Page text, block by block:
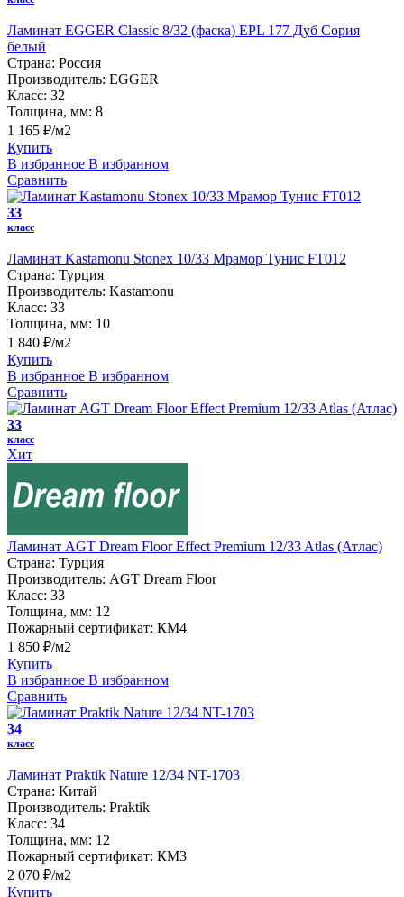
Ламинат EGGER Classic 8/32 (фаска) EPL 177 Дуб Сория
белый
Страна: Россия
Производитель: EGGER
Класс: 32
Толщина, мм: 8
1 165 ₽/м2
Купить
В избранное В избранном
Сравнить
33
класс
Ламинат Kastamonu Stonex 10/33 Мрамор Тунис FT012
Страна: Турция
Производитель: Kastamonu
Класс: 33
Толщина, мм: 10
1 840 ₽/м2
Купить
В избранное В избранном
Сравнить
33
класс
Хит
Ламинат AGT Dream Floor Effect Premium 12/33 Atlas (Атлас)
Страна: Турция
Производитель: AGT Dream Floor
Класс: 33
Толщина, мм: 12
Пожарный сертификат: КМ4
1 850 ₽/м2
Купить
В избранное В избранном
Сравнить
34
класс
Ламинат Praktik Nature 12/34 NT-1703
Страна: Китай
Производитель: Praktik
Класс: 34
Толщина, мм: 12
Пожарный сертификат: КМ3
2 070 ₽/м2
Купить